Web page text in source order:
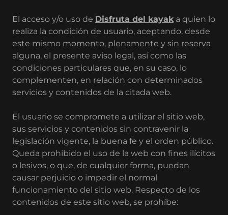
El acceso y/o uso de Disfruta del kayaka quien lo
realiza la condición de usuario, aceptando, desde
este mismo momento, plenamente y sin reserva
alguna, el presente aviso legal, así como las
condiciones particulares que, en su caso, lo
complementen, en relación con determinados
servicios y contenidos de la citada web.
El usuario se compromete a utilizar el sitio web,
sus servicios y contenidos sin contravenir la
legislación vigente, la buena fe y el orden público.
Queda prohibido el uso de la web con fines ilícitos
o lesivos, o que, de cualquier forma, puedan
causar perjuicio o impedir el normal
funcionamiento del sitio web. Respecto de los
contenidos de este sitio web, se prohíbe: